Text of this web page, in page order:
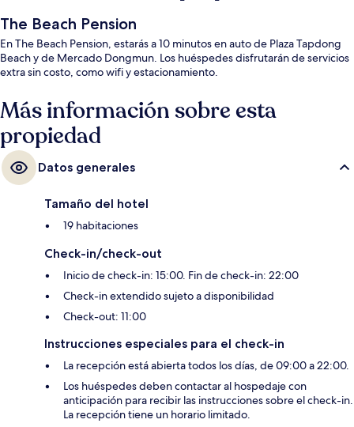
The Beach Pension
En The Beach Pension, estarás a 10 minutos en auto de Plaza Tapdong
Beach y de Mercado Dongmun. Los huéspedes disfrutarán de servicios
extra sin costo, como wifi y estacionamiento.
Más información sobre esta
propiedad
Datos generales
Tamaño del hotel
19 habitaciones
Check-in/check-out
Inicio de check-in: 15:00. Fin de check-in: 22:00
Check-in extendido sujeto a disponibilidad
Check-out: 11:00
Instrucciones especiales para el check-in
La recepción está abierta todos los días, de 09:00 a 22:00.
Los huéspedes deben contactar al hospedaje con
anticipación para recibir las instrucciones sobre el check-in.
La recepción tiene un horario limitado.